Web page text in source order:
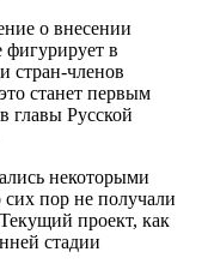
о внесении
в
стран-членов
станет первым
главы Русской
некоторыми
пор не получали
проект, как
стадии